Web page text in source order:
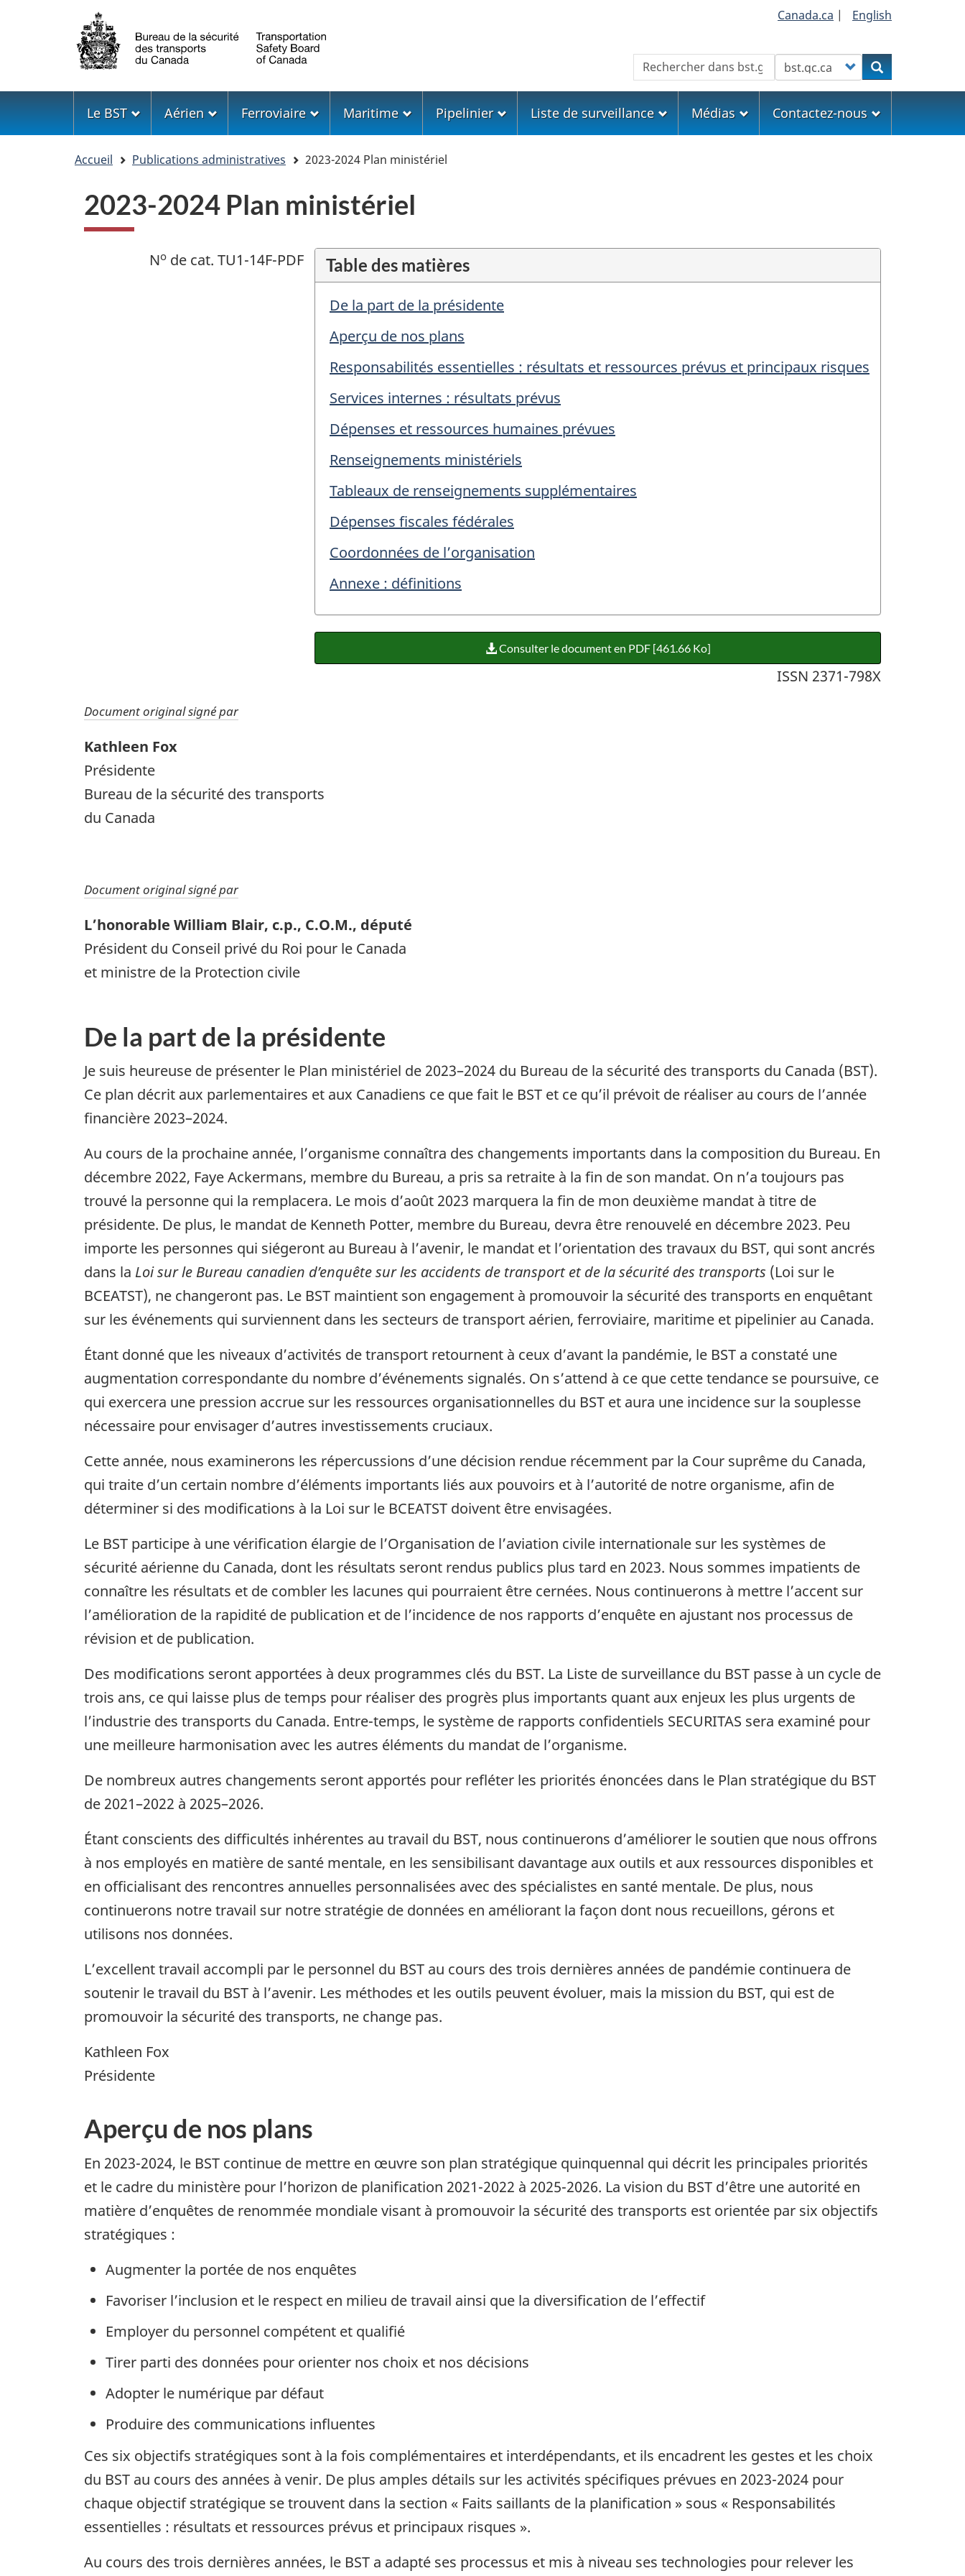
Sélection
de
la
langue
Canada.ca | English
Rechercher Customize your searchRechercher
Menu
Le BST Aérien Ferroviaire Maritime Pipelinier Liste de surveillance Médias Contactez-nous
Accueil Publications administratives 2023-2024 Plan ministériel
2023-2024 Plan ministériel
Table des matières
De la part de la présidente
Aperçu de nos plans
Responsabilités essentielles : résultats et ressources prévus et principaux risques
Services internes : résultats prévus
Dépenses et ressources humaines prévues
Renseignements ministériels
Tableaux de renseignements supplémentaires
Dépenses fiscales fédérales
Coordonnées de l’organisation
Annexe : définitions
Consulter le document en PDF [461.66 Ko]
No de cat. TU1-14F-PDF
ISSN 2371-798X
Document original signé par
Kathleen Fox
Présidente
Bureau de la sécurité des transports
du Canada
Document original signé par
L’honorable William Blair, c.p., C.O.M., député
Président du Conseil privé du Roi pour le Canada
et ministre de la Protection civile
De la part de la présidente
Je suis heureuse de présenter le Plan ministériel de 2023–2024 du Bureau de la sécurité des transports du Canada (BST).
Ce plan décrit aux parlementaires et aux Canadiens ce que fait le BST et ce qu’il prévoit de réaliser au cours de l’année
financière 2023–2024.
Au cours de la prochaine année, l’organisme connaîtra des changements importants dans la composition du Bureau. En
décembre 2022, Faye Ackermans, membre du Bureau, a pris sa retraite à la fin de son mandat. On n’a toujours pas
trouvé la personne qui la remplacera. Le mois d’août 2023 marquera la fin de mon deuxième mandat à titre de
présidente. De plus, le mandat de Kenneth Potter, membre du Bureau, devra être renouvelé en décembre 2023. Peu
importe les personnes qui siégeront au Bureau à l’avenir, le mandat et l’orientation des travaux du BST, qui sont ancrés
dans la Loi sur le Bureau canadien d’enquête sur les accidents de transport et de la sécurité des transports (Loi sur le
BCEATST), ne changeront pas. Le BST maintient son engagement à promouvoir la sécurité des transports en enquêtant
sur les événements qui surviennent dans les secteurs de transport aérien, ferroviaire, maritime et pipelinier au Canada.
Étant donné que les niveaux d’activités de transport retournent à ceux d’avant la pandémie, le BST a constaté une
augmentation correspondante du nombre d’événements signalés. On s’attend à ce que cette tendance se poursuive, ce
qui exercera une pression accrue sur les ressources organisationnelles du BST et aura une incidence sur la souplesse
nécessaire pour envisager d’autres investissements cruciaux.
Cette année, nous examinerons les répercussions d’une décision rendue récemment par la Cour suprême du Canada,
qui traite d’un certain nombre d’éléments importants liés aux pouvoirs et à l’autorité de notre organisme, afin de
déterminer si des modifications à la Loi sur le BCEATST doivent être envisagées.
Le BST participe à une vérification élargie de l’Organisation de l’aviation civile internationale sur les systèmes de
sécurité aérienne du Canada, dont les résultats seront rendus publics plus tard en 2023. Nous sommes impatients de
connaître les résultats et de combler les lacunes qui pourraient être cernées. Nous continuerons à mettre l’accent sur
l’amélioration de la rapidité de publication et de l’incidence de nos rapports d’enquête en ajustant nos processus de
révision et de publication.
Des modifications seront apportées à deux programmes clés du BST. La Liste de surveillance du BST passe à un cycle de
trois ans, ce qui laisse plus de temps pour réaliser des progrès plus importants quant aux enjeux les plus urgents de
l’industrie des transports du Canada. Entre-temps, le système de rapports confidentiels SECURITAS sera examiné pour
une meilleure harmonisation avec les autres éléments du mandat de l’organisme.
De nombreux autres changements seront apportés pour refléter les priorités énoncées dans le Plan stratégique du BST
de 2021–2022 à 2025–2026.
Étant conscients des difficultés inhérentes au travail du BST, nous continuerons d’améliorer le soutien que nous offrons
à nos employés en matière de santé mentale, en les sensibilisant davantage aux outils et aux ressources disponibles et
en officialisant des rencontres annuelles personnalisées avec des spécialistes en santé mentale. De plus, nous
continuerons notre travail sur notre stratégie de données en améliorant la façon dont nous recueillons, gérons et
utilisons nos données.
L’excellent travail accompli par le personnel du BST au cours des trois dernières années de pandémie continuera de
soutenir le travail du BST à l’avenir. Les méthodes et les outils peuvent évoluer, mais la mission du BST, qui est de
promouvoir la sécurité des transports, ne change pas.
Kathleen Fox
Présidente
Aperçu de nos plans
En 2023-2024, le BST continue de mettre en œuvre son plan stratégique quinquennal qui décrit les principales priorités
et le cadre du ministère pour l’horizon de planification 2021-2022 à 2025-2026. La vision du BST d’être une autorité en
matière d’enquêtes de renommée mondiale visant à promouvoir la sécurité des transports est orientée par six objectifs
stratégiques :
Augmenter la portée de nos enquêtes
Favoriser l’inclusion et le respect en milieu de travail ainsi que la diversification de l’effectif
Employer du personnel compétent et qualifié
Tirer parti des données pour orienter nos choix et nos décisions
Adopter le numérique par défaut
Produire des communications influentes
Ces six objectifs stratégiques sont à la fois complémentaires et interdépendants, et ils encadrent les gestes et les choix
du BST au cours des années à venir. De plus amples détails sur les activités spécifiques prévues en 2023-2024 pour
chaque objectif stratégique se trouvent dans la section « Faits saillants de la planification » sous « Responsabilités
essentielles : résultats et ressources prévus et principaux risques ».
Au cours des trois dernières années, le BST a adapté ses processus et mis à niveau ses technologies pour relever les